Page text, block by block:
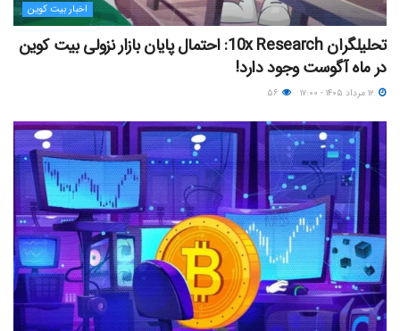
اخبار بیت کوین
تحلیلگران 10x Research: احتمال پایان بازار نزولی بیت کوین
در ماه آگوست وجود دارد!